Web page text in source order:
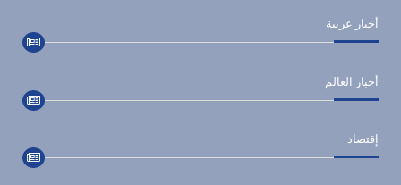
أخبار عربية
أخبار العالم
إقتصاد